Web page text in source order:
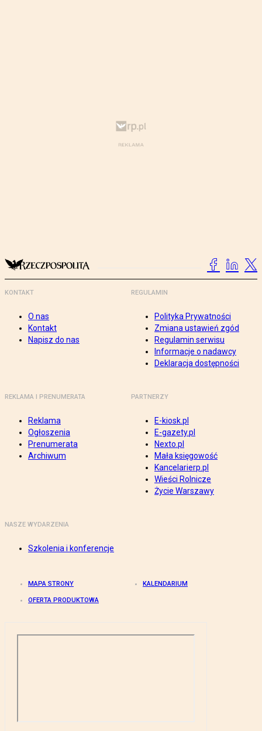
KONTAKT
O nas
Kontakt
Napisz do nas
REGULAMIN
Polityka Prywatności
Zmiana ustawień zgód
Regulamin serwisu
Informacje o nadawcy
Deklaracja dostępności
REKLAMA I PRENUMERATA
Reklama
Ogłoszenia
Prenumerata
Archiwum
PARTNERZY
E-kiosk.pl
E-gazety.pl
Nexto.pl
Mała księgowość
Kancelarierp.pl
Wieści Rolnicze
Życie Warszawy
NASZE WYDARZENIA
Szkolenia i konferencje
MAPA STRONY KALENDARIUM
OFERTA PRODUKTOWA